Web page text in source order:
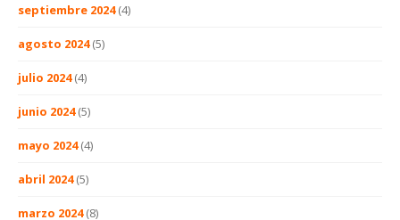
septiembre 2024(4)
agosto 2024(5)
julio 2024(4)
junio 2024(5)
mayo 2024(4)
abril 2024(5)
marzo 2024(8)